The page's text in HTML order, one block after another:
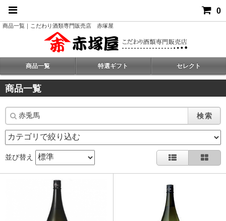
0
商品一覧｜こだわり酒類専門販売店 赤塚屋
商品一覧 特選ギフト セレクト
商品一覧
検索
並び替え